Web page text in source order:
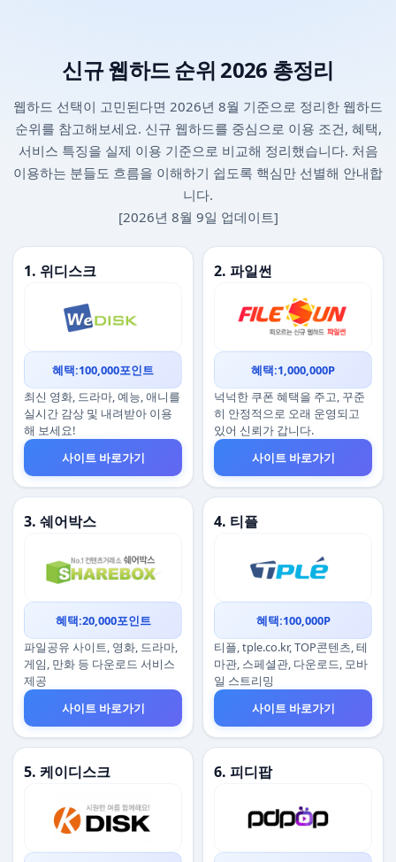
신규 웹하드 순위 2026 총정리
웹하드 선택이 고민된다면 2026년 8월 기준으로 정리한 웹하드
순위를 참고해보세요. 신규 웹하드를 중심으로 이용 조건, 혜택,
서비스 특징을 실제 이용 기준으로 비교해 정리했습니다. 처음
이용하는 분들도 흐름을 이해하기 쉽도록 핵심만 선별해 안내합
니다.
[2026년 8월 9일 업데이트]
1. 위디스크
혜택:100,000포인트
최신 영화, 드라마, 예능, 애니를
실시간 감상 및 내려받아 이용
해 보세요!
사이트 바로가기
2. 파일썬
혜택:1,000,000P
넉넉한 쿠폰 혜택을 주고, 꾸준
히 안정적으로 오래 운영되고
있어 신뢰가 갑니다.
사이트 바로가기
3. 쉐어박스
혜택:20,000포인트
파일공유 사이트, 영화, 드라마,
게임, 만화 등 다운로드 서비스
제공
사이트 바로가기
4. 티플
혜택:100,000P
티플, tple.co.kr, TOP콘텐츠, 테
마관, 스페셜관, 다운로드, 모바
일 스트리밍
사이트 바로가기
5. 케이디스크 6. 피디팝